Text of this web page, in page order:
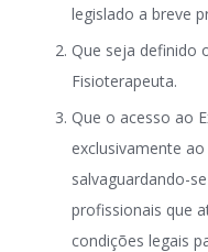
legislado a breve
Que seja definido
Fisioterapeuta.
Que o acesso ao
exclusivamente
salvaguardando-
profissionais que
condições legais